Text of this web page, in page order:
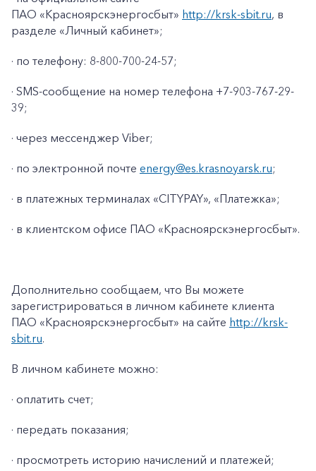
+7-800-700-24-57
Заказать обратный звонок
Частным клиентам
ПАО «Красноярскэнергосбыт» http://krsk-sbit.ru, в
разделе «Личный кабинет»;
· по телефону: 8-800-700-24-57;
· SMS-сообщение на номер телефона +7-903-767-29-
39;
· через мессенджер Viber;
· по электронной почте energy@es.krasnoyarsk.ru;
· в платежных терминалах «CITYPAY», «Платежка»;
· в клиентском офисе ПАО «Красноярскэнергосбыт».
Дополнительно сообщаем, что Вы можете
зарегистрироваться в личном кабинете клиента
ПАО «Красноярскэнергосбыт» на сайте http://krsk-
sbit.ru.
В личном кабинете можно:
· оплатить счет;
· передать показания;
· просмотреть историю начислений и платежей;